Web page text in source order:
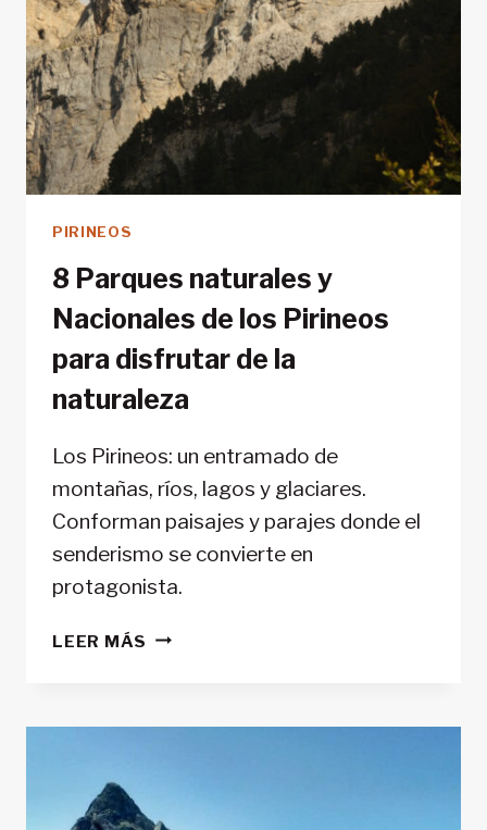
PIRINEOS
8 Parques naturales y
Nacionales de los Pirineos
para disfrutar de la
naturaleza
Los Pirineos: un entramado de
montañas, ríos, lagos y glaciares.
Conforman paisajes y parajes donde el
senderismo se convierte en
protagonista.
LEER MÁS 8
PIRINEOS